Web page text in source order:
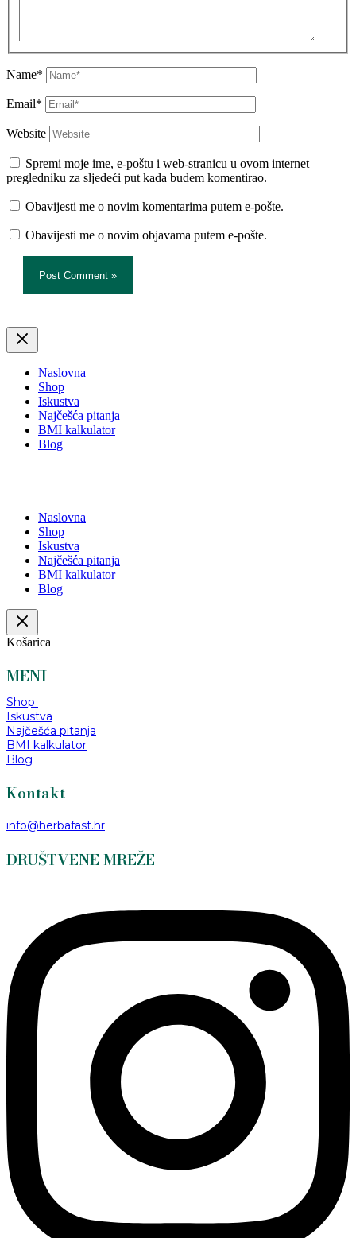
Name*
Email*
Website
Spremi moje ime, e-poštu i web-stranicu u ovom internet
pregledniku za sljedeći put kada budem komentirao.
Obavijesti me o novim komentarima putem e-pošte.
Obavijesti me o novim objavama putem e-pošte.
Naslovna
Shop
Iskustva
Najčešća pitanja
BMI kalkulator
Blog
Naslovna
Shop
Iskustva
Najčešća pitanja
BMI kalkulator
Blog
Košarica
MENI
Shop
Iskustva
Najčešća pitanja
BMI kalkulator
Blog
Kontakt
info@herbafast.hr
DRUŠTVENE MREŽE